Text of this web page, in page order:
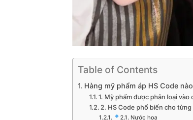
Table of Contents
Hàng mỹ phẩm áp HS Code
1. Mỹ phẩm được phân loại vào
2. HS Code phổ biến cho từng
2.1. Nước hoa